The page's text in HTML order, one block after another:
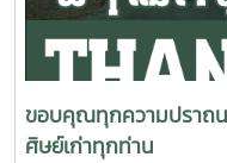
ขอบคุณทุกความปราถ
ศิษย์เก่าทุกท่าน